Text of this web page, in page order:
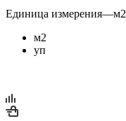
Единица измерения—м2
м2
уп